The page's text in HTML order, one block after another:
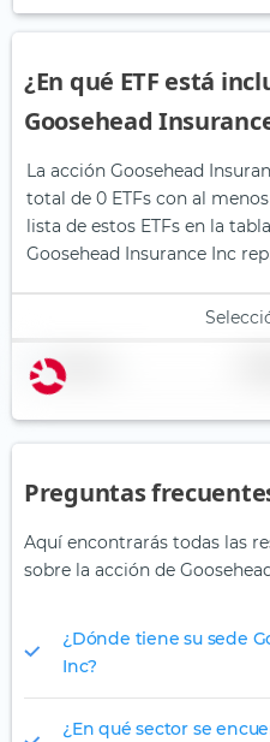
¿En qué ETF está
Goosehead
La acción Goosehead
total de 0 ETFs con al
lista de estos ETFs en la
Goosehead Insurance Inc
Nombre
Preguntas
Aquí encontrarás todas las
sobre la acción de
¿Dónde tiene su sede
Inc?
¿En qué sector se